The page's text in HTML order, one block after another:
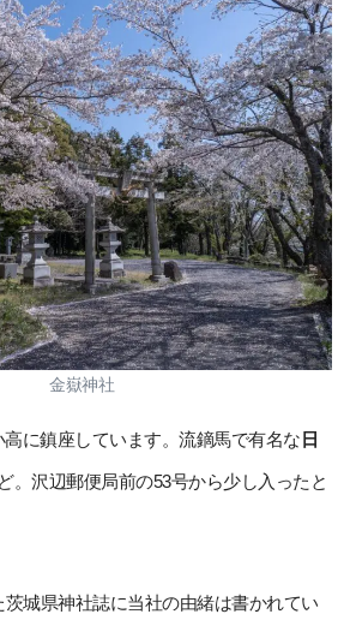
金嶽神社
に鎮座しています。流鏑馬で有名な 日
。沢辺郵便局前の53号から少し入ったと
城県神社誌に当社の由緒は書かれてい